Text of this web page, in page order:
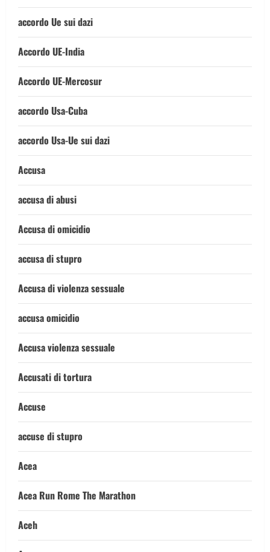
accordo Ue sui dazi
Accordo UE-India
Accordo UE-Mercosur
accordo Usa-Cuba
accordo Usa-Ue sui dazi
Accusa
accusa di abusi
Accusa di omicidio
accusa di stupro
Accusa di violenza sessuale
accusa omicidio
Accusa violenza sessuale
Accusati di tortura
Accuse
accuse di stupro
Acea
Acea Run Rome The Marathon
Aceh